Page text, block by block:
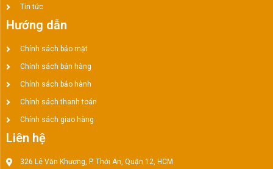
Tin tức
Hướng dẫn
Chính sách bảo mật
Chính sách bán hàng
Chính sách bảo hành
Chính sách thanh toán
Chính sách giao hàng
Liên hệ
326 Lê Văn Khương, P. Thới An, Quận 12, HCM